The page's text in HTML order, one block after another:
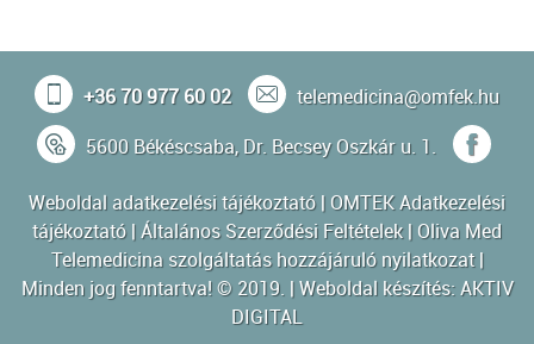
+36 70 977 60 02
telemedicina@omfek.hu
5600 Békéscsaba, Dr. Becsey Oszkár u. 1.
Weboldal adatkezelési tájékoztató| OMTEK Adatkezelési
tájékoztató|Általános Szerződési Feltételek| Oliva Med
Telemedicina szolgáltatás hozzájáruló nyilatkozat|
Minden jog fenntartva! © 2019. | Weboldal készítés:AKTIV
DIGITAL